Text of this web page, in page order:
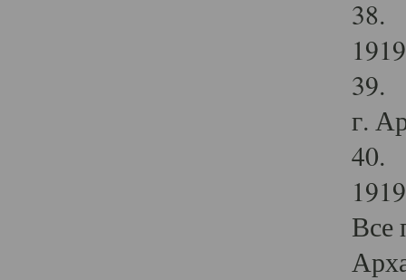
38.
39.
г.
40.
Все